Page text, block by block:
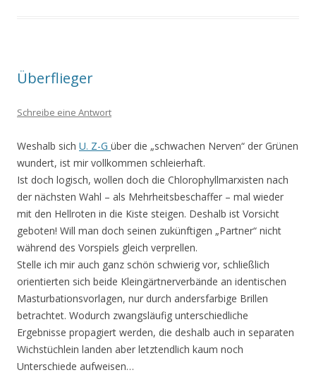
Überflieger
Schreibe eine Antwort
Weshalb sich U. Z-G über die „schwachen Nerven“ der Grünen
wundert, ist mir vollkommen schleierhaft.
Ist doch logisch, wollen doch die Chlorophyllmarxisten nach
der nächsten Wahl – als Mehrheitsbeschaffer – mal wieder
mit den Hellroten in die Kiste steigen. Deshalb ist Vorsicht
geboten! Will man doch seinen zukünftigen „Partner“ nicht
während des Vorspiels gleich verprellen.
Stelle ich mir auch ganz schön schwierig vor, schließlich
orientierten sich beide Kleingärtnerverbände an identischen
Masturbationsvorlagen, nur durch andersfarbige Brillen
betrachtet. Wodurch zwangsläufig unterschiedliche
Ergebnisse propagiert werden, die deshalb auch in separaten
Wichstüchlein landen aber letztendlich kaum noch
Unterschiede aufweisen…